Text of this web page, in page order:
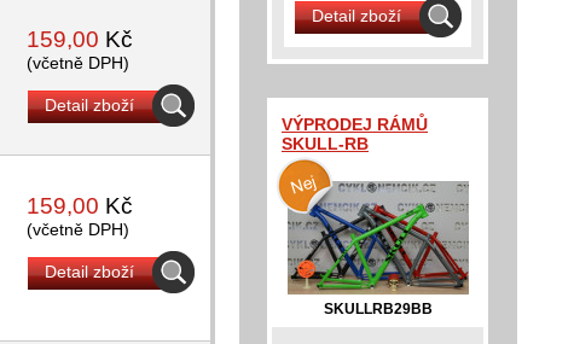
159,00 Kč
(včetně DPH)
Detail zboží
159,00 Kč
(včetně DPH)
Detail zboží
Detail zboží
VÝPRODEJ RÁMŮ
SKULL-RB
SKULLRB29BB